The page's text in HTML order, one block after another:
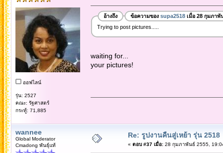
ออฟไลน์
รุ่น: 2527
คณะ: รัฐศาสตร์
กระทู้: 71,885
อ้างถึง ข้อความของ supa2518เมื่อ 28 กุมภาพั
Trying to post pictures.....
waiting for...
your pictures!
wannee
Global Moderator
Cmadong พันธุ์แท้
Re: รูปงานคืนสู่เหย้า รุ่น 2518
« ตอบ #37 เมื่อ:28 กุมภาพันธ์ 2555,